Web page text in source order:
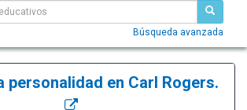
Búsqueda avanzada
personalidad en Carl Rogers.